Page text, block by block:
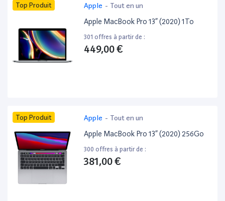
Top Produit Apple - Tout en un
Apple MacBook Pro 13” (2020) 1To
301 offres à partir de :
449,00 €
Top Produit Apple - Tout en un
Apple MacBook Pro 13” (2020) 256Go
300 offres à partir de :
381,00 €